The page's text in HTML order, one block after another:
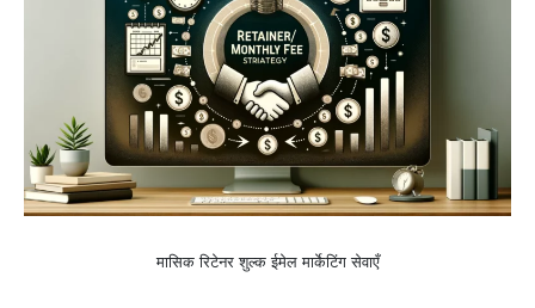
मासिक रिटेनर शुल्क ईमेल मार्केटिंग सेवाएँ